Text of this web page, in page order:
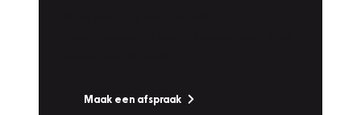
Maak een afspraak